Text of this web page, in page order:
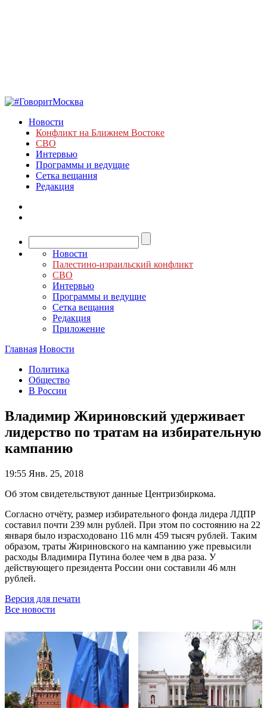
Новости
Конфликт на Ближнем Востоке
СВО
Интервью
Программы и ведущие
Сетка вещания
Редакция
Новости
Палестино-израильский конфликт
СВО
Интервью
Программы и ведущие
Сетка вещания
Редакция
Приложение
Главная Новости
Политика
Общество
В России
Владимир Жириновский удерживает
лидерство по тратам на избирательную
кампанию
19:55 Янв. 25, 2018
Об этом свидетельствуют данные Центризбиркома.
Согласно отчёту, размер избирательного фонда лидера ЛДПР
составил почти 239 млн рублей. При этом по состоянию на 22
января было израсходовано 116 млн 459 тысяч рублей. Таким
образом, траты Жириновского на кампанию уже превысили
расходы Владимира Путина более чем в два раза. У
действующего президента России они составили 46 млн
рублей.
Версия для печати
Все новости